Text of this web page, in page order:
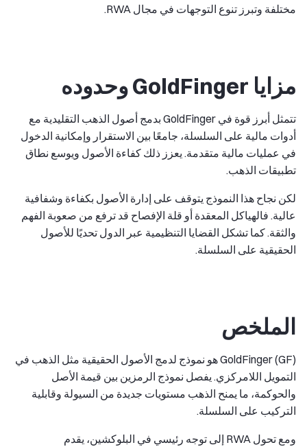
مختلفة وتبرز تنوع التوجهات في مجال RWA.
مزايا GoldFinger وحدوده
تتمثل أبرز قوة في GoldFinger بدمج أصول الذهب التقليدية مع
أدوات مالية على السلسلة، جامعًا بين الاستقرار وإمكانية الدخول
في عمليات مالية متقدمة. يعزز ذلك كفاءة الأصول ويوسع نطاق
تطبيقات الذهب.
لكن نجاح هذا النموذج يتوقف على إدارة الأصول بكفاءة وشفافية
عالية. فالهياكل المعقدة أو قلة الإفصاح قد ترفع من صعوبة الفهم
والثقة. كما تشكل القضايا التنظيمية عبر الدول تحديًا للأصول
الحقيقية على السلسلة.
الملخص
GoldFinger (GF) هو نموذج لدمج الأصول الحقيقية مثل الذهب في
التمويل اللامركزي. يفصل نموذج الرمزين بين قيمة الأصل
والحوكمة، ما يمنح الذهب مستويات جديدة من السيولة وقابلية
التركيب على السلسلة.
ومع تحول RWA إلى توجه رئيسي في البلوكشين، يقدم